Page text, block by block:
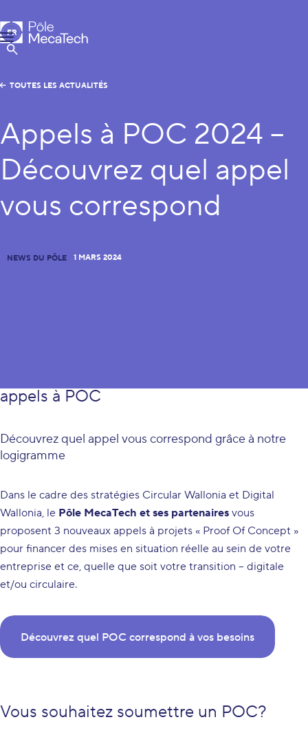
Pôle MecaTech
Menu
Afficher la Recherche
FR
EN
TOUTES LES ACTUALITÉS
Appels à POC 2024 –
Découvrez quel appel
vous correspond
NEWS DU PÔLE 1 MARS 2024
appels à POC
Découvrez quel appel vous correspond grâce à notre
logigramme
Dans le cadre des stratégies Circular Wallonia et Digital
Wallonia, le Pôle MecaTech et ses partenaires vous
proposent 3 nouveaux appels à projets « Proof Of Concept »
pour financer des mises en situation réelle au sein de votre
entreprise et ce, quelle que soit votre transition – digitale
et/ou circulaire.
Découvrez quel POC correspond à vos besoins
Vous souhaitez soumettre un POC?